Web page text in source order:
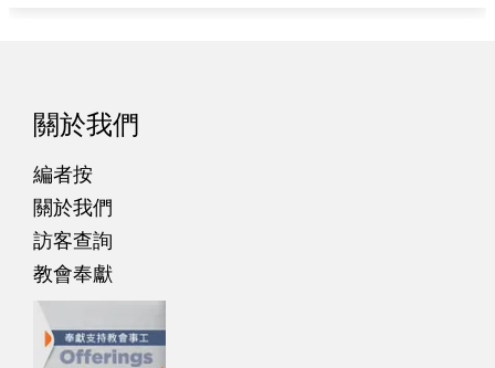
關於我們
編者按
關於我們
訪客查詢
教會奉獻